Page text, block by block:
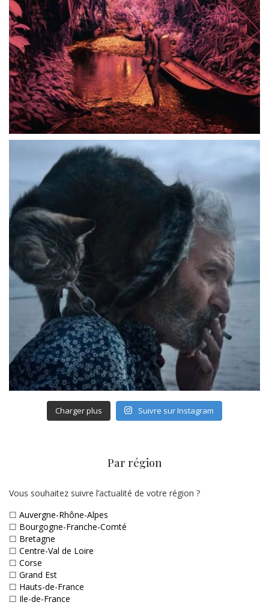
Charger plus Suivre sur Instagram
Par région
Vous souhaitez suivre l’actualité de votre région ?
☐ Auvergne-Rhône-Alpes
☐ Bourgogne-Franche-Comté
☐ Bretagne
☐ Centre-Val de Loire
☐ Corse
☐ Grand Est
☐ Hauts-de-France
☐ Ile-de-France